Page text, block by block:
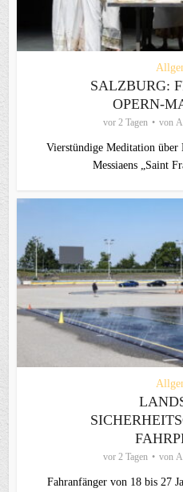
SALZBURG:
OPERN-
vor 2 Tagen von
Vierstündige Meditation
Messiaens „Saint
vor 2 Tagen von
Fahranfänger von 18 bis 27